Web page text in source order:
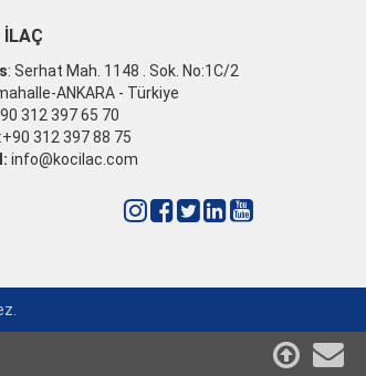
İLAÇ
: Serhat Mah. 1148 . Sok. No:1C/2
ANKARA - Türkiye
312 397 65 70
:+90 312 397 88 75
info@kocilac.com